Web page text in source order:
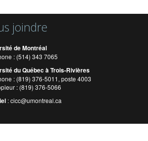
joindre
de Montréal
: (514) 343 7065
du Québec à Trois-Rivières
: (819) 376-5011, poste 4003
: (819) 376-5066
:cicc@umontreal.ca